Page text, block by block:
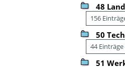
48
156
50
44 Einträge
51